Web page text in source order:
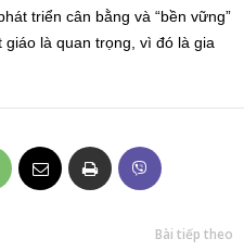
triển cân bằng và “bền vững”
là quan trọng, vì đó là gia
Bài tiếp theo